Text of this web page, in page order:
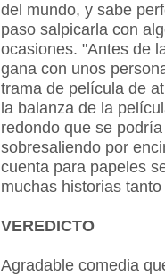
del mundo, y sabe
paso salpicarla con
ocasiones. "Antes de
gana con unos
trama de película de
la balanza de la
redondo que se
sobresaliendo por
cuenta para papeles
muchas historias
VEREDICTO
Agradable comedia